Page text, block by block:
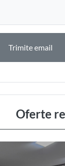
Trimite email
Oferte